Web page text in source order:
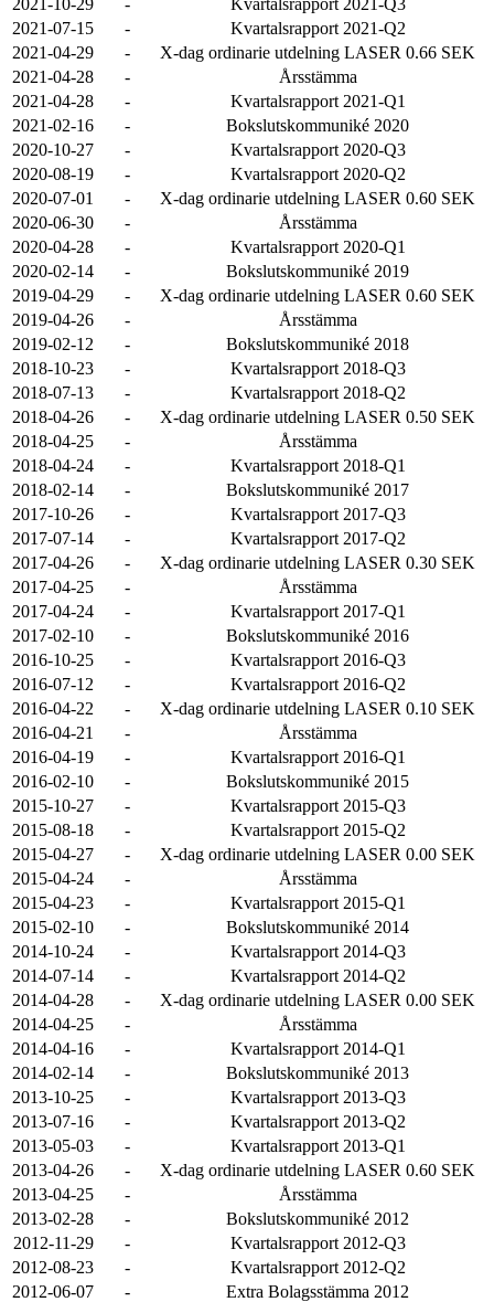
2021-10-29 -
Kvartalsrapport 2021-Q3
2021-07-15
-
Kvartalsrapport 2021-Q2
2021-04-29
-
X-dag ordinarie utdelning LASER 0.66 SEK
2021-04-28
-
Årsstämma
2021-04-28
-
Kvartalsrapport 2021-Q1
2021-02-16
-
Bokslutskommuniké 2020
2020-10-27
-
Kvartalsrapport 2020-Q3
2020-08-19
-
Kvartalsrapport 2020-Q2
2020-07-01
-
X-dag ordinarie utdelning LASER 0.60 SEK
2020-06-30
-
Årsstämma
2020-04-28
-
Kvartalsrapport 2020-Q1
2020-02-14
-
Bokslutskommuniké 2019
2019-04-29
-
X-dag ordinarie utdelning LASER 0.60 SEK
2019-04-26
-
Årsstämma
2019-02-12
-
Bokslutskommuniké 2018
2018-10-23
-
Kvartalsrapport 2018-Q3
2018-07-13
-
Kvartalsrapport 2018-Q2
2018-04-26
-
X-dag ordinarie utdelning LASER 0.50 SEK
2018-04-25
-
Årsstämma
2018-04-24
-
Kvartalsrapport 2018-Q1
2018-02-14
-
Bokslutskommuniké 2017
2017-10-26
-
Kvartalsrapport 2017-Q3
2017-07-14
-
Kvartalsrapport 2017-Q2
2017-04-26
-
X-dag ordinarie utdelning LASER 0.30 SEK
2017-04-25
-
Årsstämma
2017-04-24
-
Kvartalsrapport 2017-Q1
2017-02-10
-
Bokslutskommuniké 2016
2016-10-25
-
Kvartalsrapport 2016-Q3
2016-07-12
-
Kvartalsrapport 2016-Q2
2016-04-22
-
X-dag ordinarie utdelning LASER 0.10 SEK
2016-04-21
-
Årsstämma
2016-04-19
-
Kvartalsrapport 2016-Q1
2016-02-10
-
Bokslutskommuniké 2015
2015-10-27
-
Kvartalsrapport 2015-Q3
2015-08-18
-
Kvartalsrapport 2015-Q2
2015-04-27
-
X-dag ordinarie utdelning LASER 0.00 SEK
2015-04-24
-
Årsstämma
2015-04-23
-
Kvartalsrapport 2015-Q1
2015-02-10
-
Bokslutskommuniké 2014
2014-10-24
-
Kvartalsrapport 2014-Q3
2014-07-14
-
Kvartalsrapport 2014-Q2
2014-04-28
-
X-dag ordinarie utdelning LASER 0.00 SEK
2014-04-25
-
Årsstämma
2014-04-16
-
Kvartalsrapport 2014-Q1
2014-02-14
-
Bokslutskommuniké 2013
2013-10-25
-
Kvartalsrapport 2013-Q3
2013-07-16
-
Kvartalsrapport 2013-Q2
2013-05-03
-
Kvartalsrapport 2013-Q1
2013-04-26
-
X-dag ordinarie utdelning LASER 0.60 SEK
2013-04-25
-
Årsstämma
2013-02-28
-
Bokslutskommuniké 2012
2012-11-29
-
Kvartalsrapport 2012-Q3
2012-08-23
-
Kvartalsrapport 2012-Q2
2012-06-07
-
Extra Bolagsstämma 2012